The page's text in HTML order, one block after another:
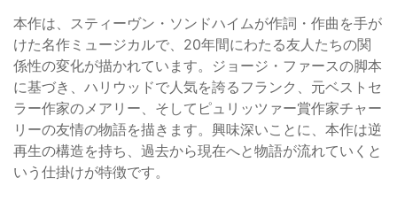
本作は、スティーヴン・ソンドハイムが作詞・作曲を手が
けた名作ミュージカルで、20年間にわたる友人たちの関
係性の変化が描かれています。ジョージ・ファースの脚本
に基づき、ハリウッドで人気を誇るフランク、元ベストセ
ラー作家のメアリー、そしてピュリッツァー賞作家チャー
リーの友情の物語を描きます。興味深いことに、本作は逆
再生の構造を持ち、過去から現在へと物語が流れていくと
いう仕掛けが特徴です。